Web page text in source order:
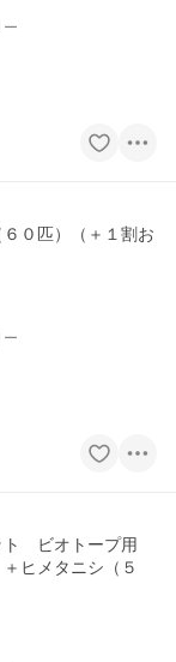
ー
６０匹）（＋１割お
ー
ト ビオトープ用
ヒメタニシ（５